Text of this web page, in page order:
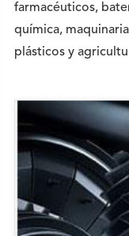
farmacéuticos,
química,
plásticos y